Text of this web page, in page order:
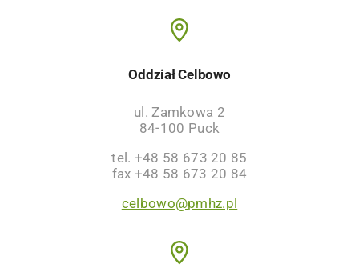
Oddział Celbowo
ul. Zamkowa 2
84-100 Puck
tel. +48 58 673 20 85
fax +48 58 673 20 84
celbowo@pmhz.pl